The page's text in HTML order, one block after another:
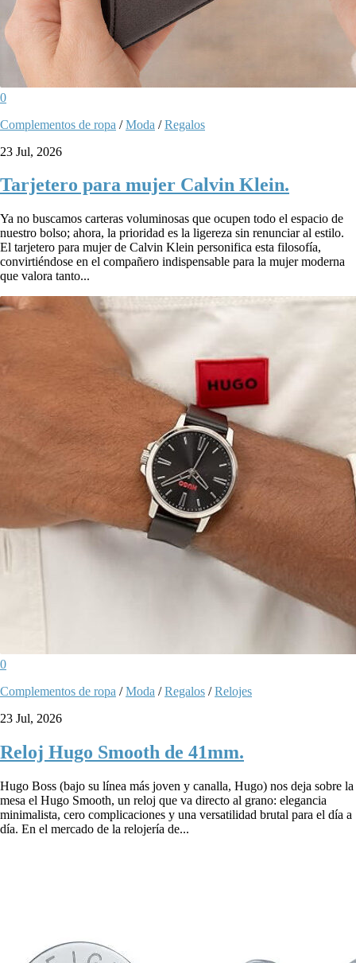
0
Complementos de ropa /Moda /Regalos
23 Jul, 2026
Tarjetero para mujer Calvin Klein.
Ya no buscamos carteras voluminosas que ocupen todo el espacio de
nuestro bolso; ahora, la prioridad es la ligereza sin renunciar al estilo.
El tarjetero para mujer de Calvin Klein personifica esta filosofía,
convirtiéndose en el compañero indispensable para la mujer moderna
que valora tanto...
0
Complementos de ropa /Moda /Regalos /Relojes
23 Jul, 2026
Reloj Hugo Smooth de 41mm.
Hugo Boss (bajo su línea más joven y canalla, Hugo) nos deja sobre la
mesa el Hugo Smooth, un reloj que va directo al grano: elegancia
minimalista, cero complicaciones y una versatilidad brutal para el día a
día. En el mercado de la relojería de...